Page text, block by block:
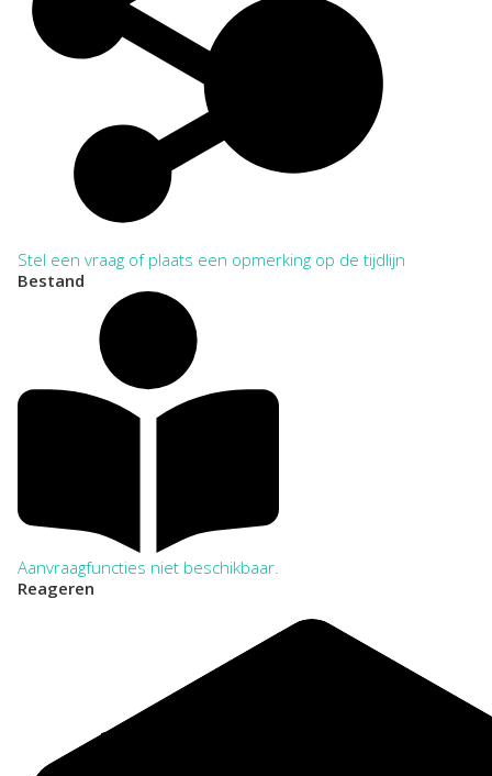
Stel een vraag of plaats een opmerking op de tijdlijn
Bestand
Aanvraagfuncties niet beschikbaar.
Reageren